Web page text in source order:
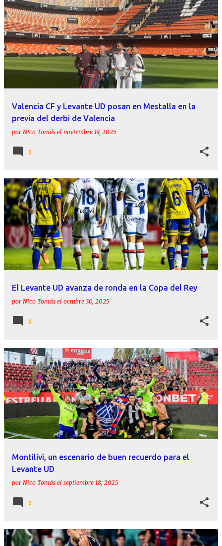
Valencia CF y Levante UD posan en Mestalla en la
previa del derbi de Valencia
por Nico Tomás el noviembre 19, 2025
0
El Levante UD avanza de ronda en la Copa del Rey
por Nico Tomás el octubre 30, 2025
0
Montilivi, un escenario de buen recuerdo para el
Levante UD
por Nico Tomás el septiembre 18, 2025
0